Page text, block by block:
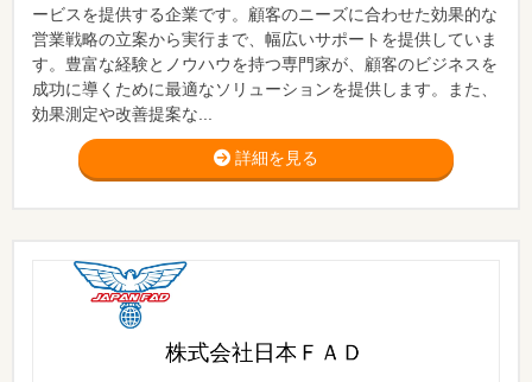
ービスを提供する企業です。顧客のニーズに合わせた効果的な
営業戦略の立案から実行まで、幅広いサポートを提供していま
す。豊富な経験とノウハウを持つ専門家が、顧客のビジネスを
成功に導くために最適なソリューションを提供します。また、
効果測定や改善提案な...
詳細を見る